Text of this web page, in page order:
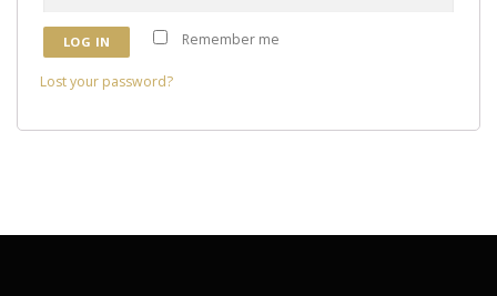
Remember me
LOG IN
Lost your password?